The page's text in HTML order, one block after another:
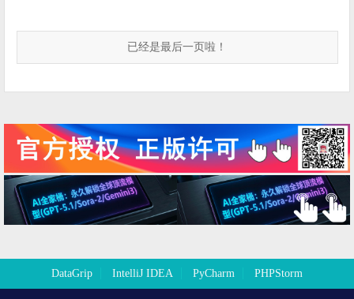
已经是最后一页啦！
DataGrip IntelliJ IDEA PyCharm PHPStorm